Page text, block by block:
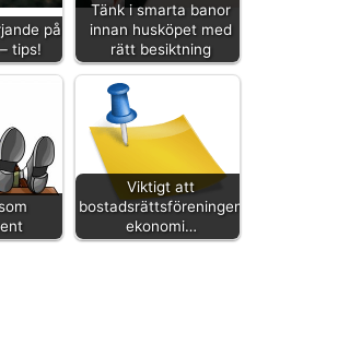
på
tips!
Tänk i smarta banor
innan husköpet med
rätt besiktning
Viktigt att
bostadsrättsföreningens
ekonomi…